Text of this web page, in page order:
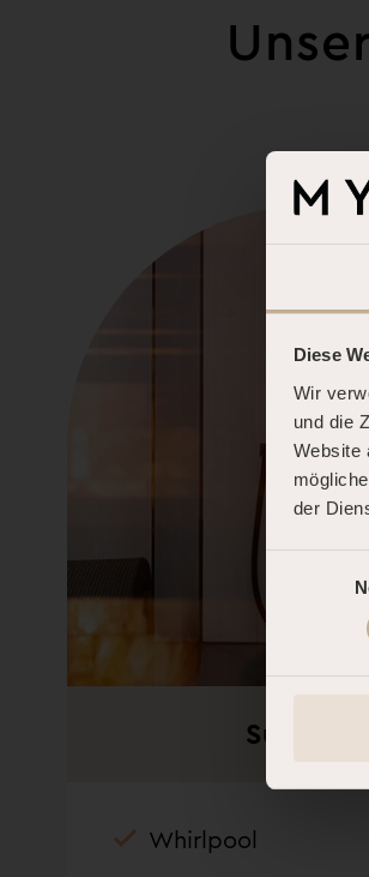
Diese
Wir
und die
Website
der
Superior
Whirlpool